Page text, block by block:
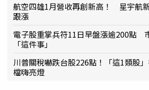
航空四雄1月營收再創新高！ 星宇航
跟漲
電子股重掌兵符11日早盤漲逾200點
「這件事」
川普關稅嚇跌台股226點！「這1類股
檔嗨亮燈